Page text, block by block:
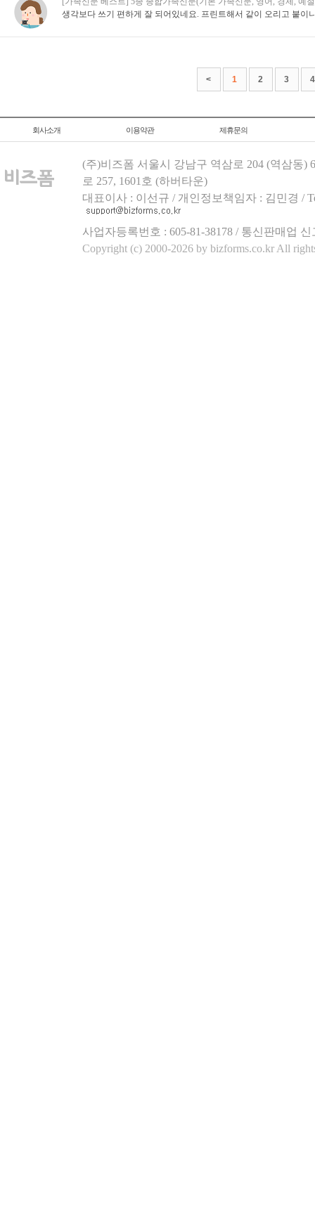
생각보다 쓰기 편하게 잘 되어있네요. 프린트해서 같이 오리고 붙이
< 1 2 3 4
회사소개 이용약관 제휴문의
(주)비즈폼 서울시 강남구 역삼로 204 (역삼동)
로 257, 1601호 (하버타운)
대표이사 : 이선규 / 개인정보책임자 : 김민경 /
사업자등록번호 : 605-81-38178 / 통신판매업
Copyright (c) 2000-2026 by bizforms.co.kr All